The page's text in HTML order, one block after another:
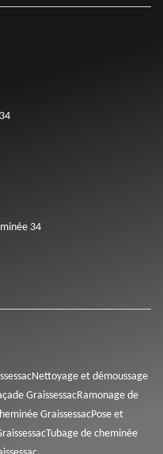
34
Nettoyage et démoussage
GraissessacRamonage de
GraissessacPose et
Tubage de cheminée